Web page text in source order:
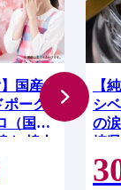
国産
ーク
（国産
き 焼肉
宮崎 冷
【
シ
の
崎県